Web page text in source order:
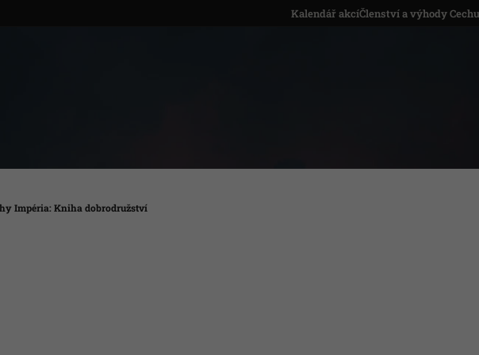
Kalendář akcíČlenství a výhody Cechu
Impéria: Kniha dobrodružství